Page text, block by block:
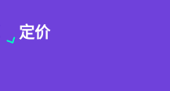
定价